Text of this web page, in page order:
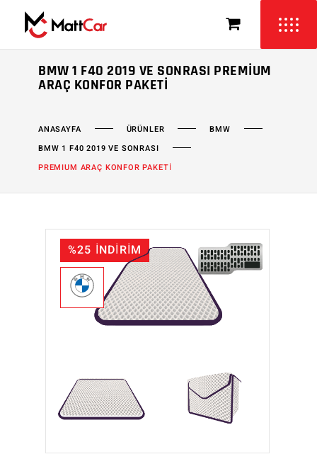
BMW 1 F40 2019 VE SONRASI PREMIUM
ARAÇ KONFOR PAKETI
ANASAYFA ÜRÜNLER
BMW
BMW 1 F40 2019 VE SONRASI
PREMIUM ARAÇ KONFOR PAKETİ
%25 İNDİRİM